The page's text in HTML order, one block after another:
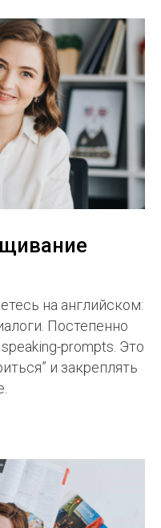
на английском:
Постепенно
prompts. Это
и закреплять